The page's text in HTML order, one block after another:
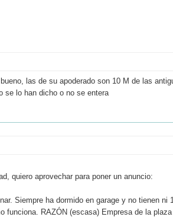
las de su apoderado son 10 M de las
se lo han dicho o no se entera
quiero aprovechar para poner un anuncio:
Siempre ha dormido en garage y no tienen
funciona. RAZÓN (escasa) Empresa de la plaza